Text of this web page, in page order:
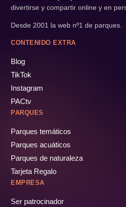
divertirse y compartir online y en
Desde 2001 la web nº1 de parques.
CONTENIDO EXTRA
Blog
TikTok
Instagram
PACtv
PARQUES
Parques temáticos
Parques acuáticos
Parques de naturaleza
Tarjeta Regalo
EMPRESA
Ser patrocinador